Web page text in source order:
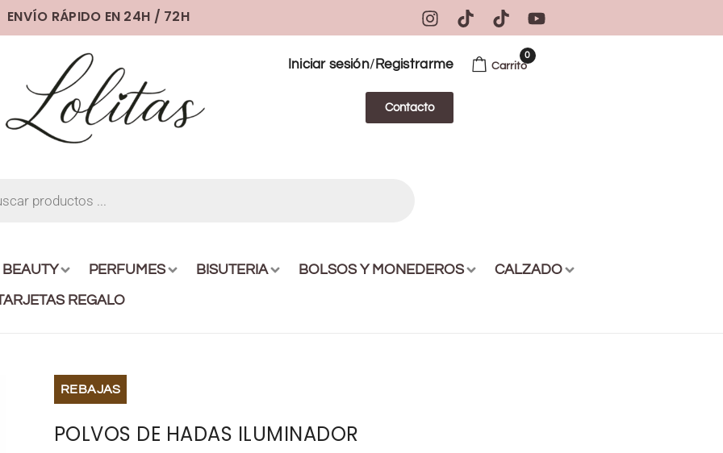
ENVÍO RÁPIDO EN 24H / 72H
Iniciar sesión/ Registrarme
Contacto
Carrito
0
BEAUTY PERFUMES BISUTERIA BOLSOS Y MONEDEROS
CALZADO
REGALO
REBAJAS
POLVOS DE HADAS ILUMINADOR